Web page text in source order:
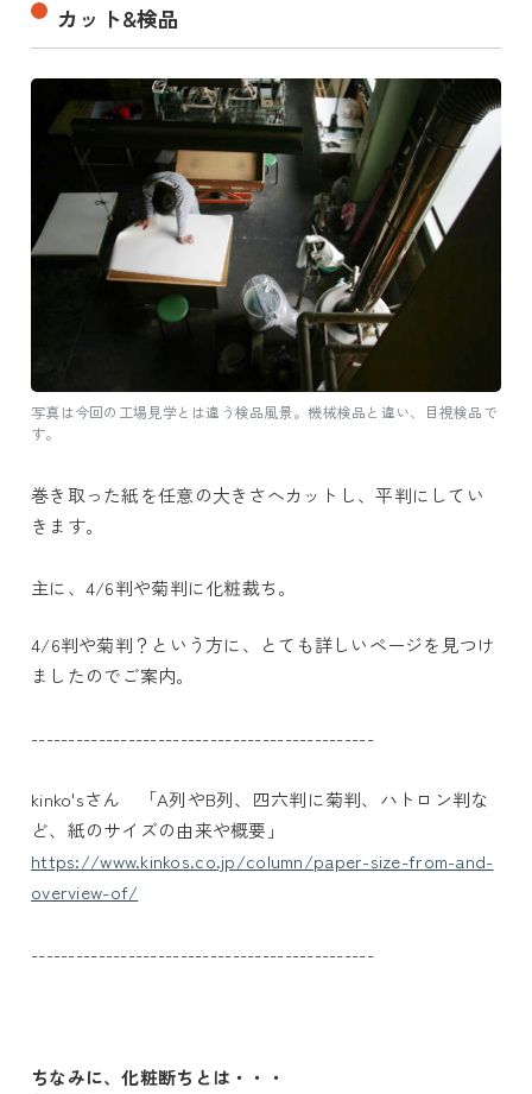
カット&検品
写真は今回の工場見学とは違う検品風景。機械検品と違い、目視検品で
す。
巻き取った紙を任意の大きさへカットし、平判にしてい
きます。
主に、4/6判や菊判に化粧裁ち。
4/6判や菊判？という方に、とても詳しいページを見つけ
ましたのでご案内。
----------------------------------------------
kinko'sさん 「A列やB列、四六判に菊判、ハトロン判な
ど、紙のサイズの由来や概要」
https://www.kinkos.co.jp/column/paper-size-from-and-
overview-of/
----------------------------------------------
ちなみに、化粧断ちとは・・・